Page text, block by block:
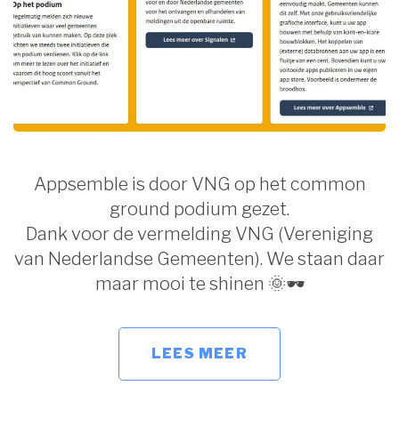
Appsemble is door VNG op het common
ground podium gezet.
Dank voor de vermelding VNG (Vereniging
van Nederlandse Gemeenten). We staan daar
maar mooi te shinen 🌞🕶
LEES MEER